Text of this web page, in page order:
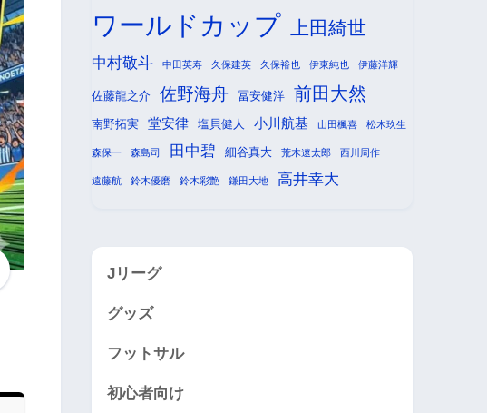
ワールドカップ 上田綺世
中村敬斗 中田英寿 久保建英 久保裕也 伊東純也 伊藤洋輝
佐藤龍之介 佐野海舟 冨安健洋 前田大然
南野拓実 堂安律 塩貝健人 小川航基 山田楓喜 松木玖生
森保一 森島司 田中碧 細谷真大 荒木遼太郎 西川周作
遠藤航 鈴木優磨 鈴木彩艶 鎌田大地 高井幸大
Jリーグ
グッズ
フットサル
初心者向け